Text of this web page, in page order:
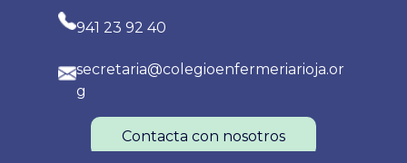
941 23 92 40
secretaria@colegioenfermeriarioja.or
g
Contacta con nosotros